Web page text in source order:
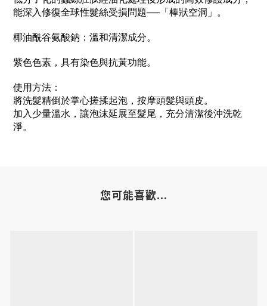
能深入修復全球性髮絲受損問題──「棒狀空洞」。
椰油酰谷氨酸鈉：溫和清潔成分。
紫色色素，具有染色與抗黃功能。
使用方法：
將洗髮精倒於掌心搓揉起泡，按摩頭髮與頭皮。
加入少量溫水，讓泡沫延展至髮尾，充分清潔後沖洗乾
淨。
您可能喜歡...